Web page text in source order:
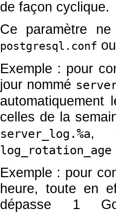
de façon cyclique.
Ce paramètre
postgresql.conf
Exemple : pour
jour nommé
automatiquement
celles de la
server_log.%a,
log_rotation_age
Exemple : pour
heure, toute en
dépasse 1